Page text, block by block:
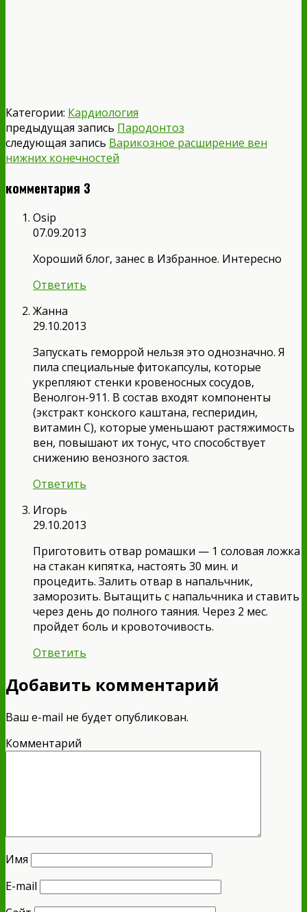
Категории: Кардиология
предыдущая запись Пародонтоз
следующая запись Варикозное расширение вен
нижних конечностей
комментария 3
Osip
07.09.2013
Хороший блог, занес в Избранное. Интересно
Ответить
Жанна
29.10.2013
Запускать геморрой нельзя это однозначно. Я
пила специальные фитокапсулы, которые
укрепляют стенки кровеносных сосудов,
Венолгон-911. В состав входят компоненты
(экстракт конского каштана, гесперидин,
витамин С), которые уменьшают растяжимость
вен, повышают их тонус, что способствует
снижению венозного застоя.
Ответить
Игорь
29.10.2013
Приготовить отвар ромашки — 1 соловая ложка
на стакан кипятка, настоять 30 мин. и
процедить. Залить отвар в напальчник,
заморозить. Вытащить с напальчника и ставить
через день до полного таяния. Через 2 мес.
пройдет боль и кровоточивость.
Ответить
Добавить комментарий
Ваш e-mail не будет опубликован.
Комментарий
Имя
E-mail